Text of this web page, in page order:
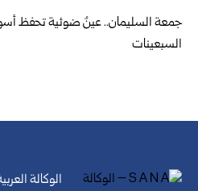
جمعة السليمان.. عينٌ ضوئية تحفظ
السبعينات
الوكالة